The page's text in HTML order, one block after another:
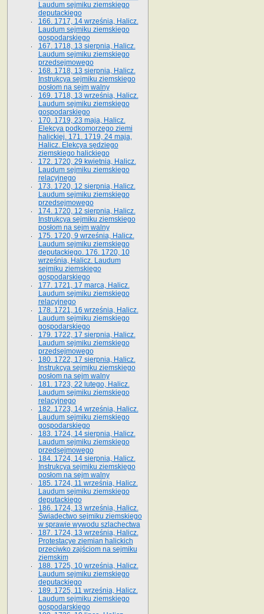
Laudum sejmiku ziemskiego
deputackiego
166. 1717, 14 września, Halicz.
Laudum sejmiku ziemskiego
gospodarskiego
167. 1718, 13 sierpnia, Halicz.
Laudum sejmiku ziemskiego
przedsejmowego
168. 1718, 13 sierpnia, Halicz.
Instrukcya sejmiku ziemskiego
posłom na sejm walny
169. 1718, 13 września, Halicz.
Laudum sejmiku ziemskiego
gospodarskiego
170. 1719, 23 maja, Halicz.
Elekcya podkomorzego ziemi
halickiej. 171. 1719, 24 maja,
Halicz. Elekcya sędziego
ziemskiego halickiego
172. 1720, 29 kwietnia, Halicz.
Laudum sejmiku ziemskiego
relacyjnego
173. 1720, 12 sierpnia, Halicz.
Laudum sejmiku ziemskiego
przedsejmowego
174. 1720, 12 sierpnia, Halicz.
Instrukcya sejmiku ziemskiego
posłom na sejm walny
175. 1720, 9 września, Halicz.
Laudum sejmiku ziemskiego
deputackiego. 176. 1720, 10
września, Halicz. Laudum
sejmiku ziemskiego
gospodarskiego
177. 1721, 17 marca, Halicz.
Laudum sejmiku ziemskiego
relacyjnego
178. 1721, 16 września, Halicz.
Laudum sejmiku ziemskiego
gospodarskiego
179. 1722, 17 sierpnia, Halicz.
Laudum sejmiku ziemskiego
przedsejmowego
180. 1722, 17 sierpnia, Halicz.
Instrukcya sejmiku ziemskiego
posłom na sejm walny
181. 1723, 22 lutego, Halicz.
Laudum sejmiku ziemskiego
relacyjnego
182. 1723, 14 września, Halicz.
Laudum sejmiku ziemskiego
gospodarskiego
183. 1724, 14 sierpnia, Halicz.
Laudum sejmiku ziemskiego
przedsejmowego
184. 1724, 14 sierpnia, Halicz.
Instrukcya sejmiku ziemskiego
posłom na sejm walny
185. 1724, 11 września, Halicz.
Laudum sejmiku ziemskiego
deputackiego
186. 1724, 13 września, Halicz.
Świadectwo sejmiku ziemskiego
w sprawie wywodu szlachectwa
187. 1724, 13 września, Halicz.
Protestacye ziemian halickich
przeciwko zajściom na sejmiku
ziemskim
188. 1725, 10 września, Halicz.
Laudum sejmiku ziemskiego
deputackiego
189. 1725, 11 września, Halicz.
Laudum sejmiku ziemskiego
gospodarskiego